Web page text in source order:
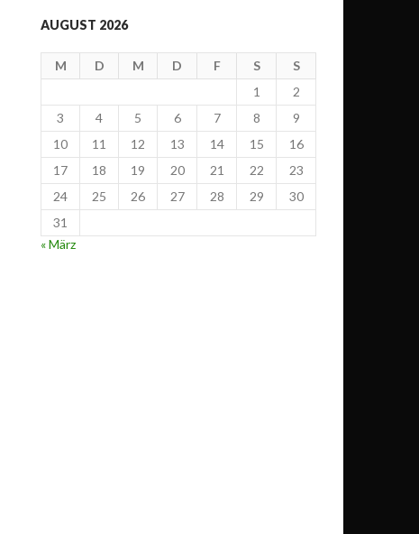
AUGUST 2026
M D M D F S
S
1
2
3
4 5 6 7 8
9
10
11 12 13 14 15
16
17
18 19 20 21 22
23
24
25 26 27 28 29
30
31
« März